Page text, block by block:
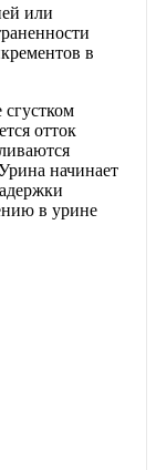
или
в
отток
начинает
в урине